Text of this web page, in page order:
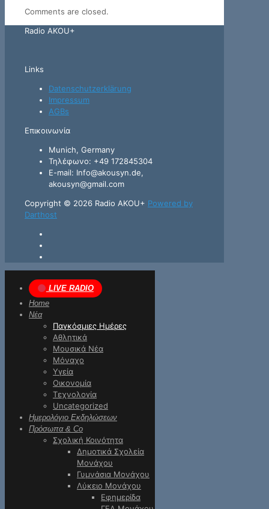
Comments are closed.
Radio AKOU+
Links
Datenschutzerklärung
Impressum
AGBs
Επικοινωνία
Munich, Germany
Τηλέφωνο: +49 172845304
E-mail: Info@akousyn.de,
akousyn@gmail.com
Copyright © 2026 Radio AKOU+ Powered by
Darthost
LIVE RADIO
Home
Νέα
Παγκόσμιες Ημέρες
Αθλητικά
Μουσικά Νέα
Μόναχο
Υγεία
Οικονομία
Τεχνολογία
Uncategorized
Ημερολόγιο Εκδηλώσεων
Πρόσωπα & Co
Σχολική Κοινότητα
Δημοτικά Σχολεία
Μονάχου
Γυμνάσια Μονάχου
Λύκειο Μονάχου
Εφημερίδα